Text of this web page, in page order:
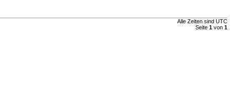
Alle Zeiten sind UTC
Seite 1von 1